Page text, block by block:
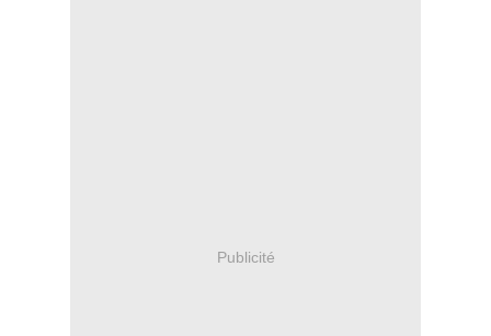
Publicité